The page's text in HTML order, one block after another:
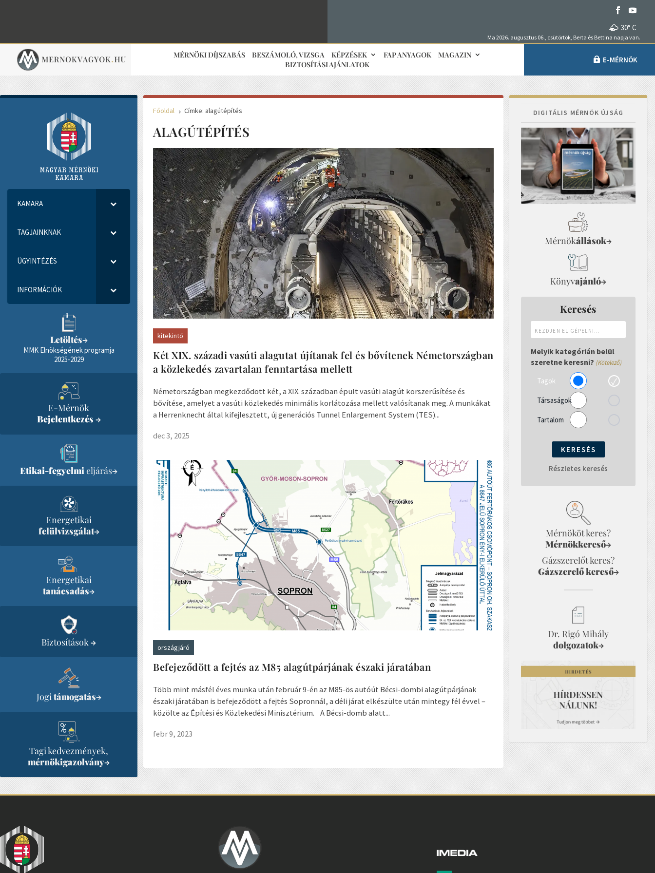
30° C
Ma 2026. augusztus 06., csütörtök, Berta és Bettina napja van.
MÉRNÖKI DÍJSZABÁS BESZÁMOLÓ, VIZSGA KÉPZÉSEK FAP ANYAGOK
MAGAZIN
BIZTOSÍTÁSI AJÁNLATOK
E-MÉRNÖK
KAMARA
TAGJAINKNAK
ÜGYINTÉZÉS
INFORMÁCIÓK
Letöltés→
MMK Elnökségének programja
2025-2029
E-Mérnök
Bejelentkezés →
Etikai-fegyelmieljárás→
Energetikai
felülvizsgálat→
Energetikai
tanácsadás→
Biztosítások→
Jogi támogatás→
Tagi kedvezmények,
mérnökigazolvány→
Főoldal 5 Címke: alagútépítés
ALAGÚTÉPÍTÉS
kitekintő
Két XIX. századi vasúti alagutat újítanak fel és bővítenek Németországban
a közlekedés zavartalan fenntartása mellett
Németországban megkezdődött két, a XIX. században épült vasúti alagút korszerűsítése és
bővítése, amelyet a vasúti közlekedés minimális korlátozása mellett valósítanak meg. A munkákat
a Herrenknecht által kifejlesztett, új generációs Tunnel Enlargement System (TES)...
dec 3, 2025
országjáró
Befejeződött a fejtés az M85 alagútpárjának északi járatában
Több mint másfél éves munka után február 9-én az M85-ös autóút Bécsi-dombi alagútpárjának
északi járatában is befejeződött a fejtés Sopronnál, a déli járat elkészülte után mintegy fél évvel –
közölte az Építési és Közlekedési Minisztérium. A Bécsi-domb alatt...
febr 9, 2023
DIGITÁLIS MÉRNÖK ÚJSÁG
Mérnökállások→
Könyvajánló→
Keresés
el
gépelni...
Melyik kategórián belül
szeretne keresni? (Kötelező)
Tagok
Társaságok
Tartalom
Részletes keresés
Mérnököt keres?
Mérnökkereső→
Gázszerelőt keres?
Gázszerelő kereső→
Dr. Rigó Mihály
dolgozatok→